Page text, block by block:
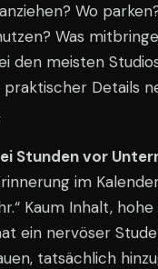
Wo
Was
den meisten
Details
Stunden vor
im
Kaum Inhalt,
ein nervöser
tatsächlich